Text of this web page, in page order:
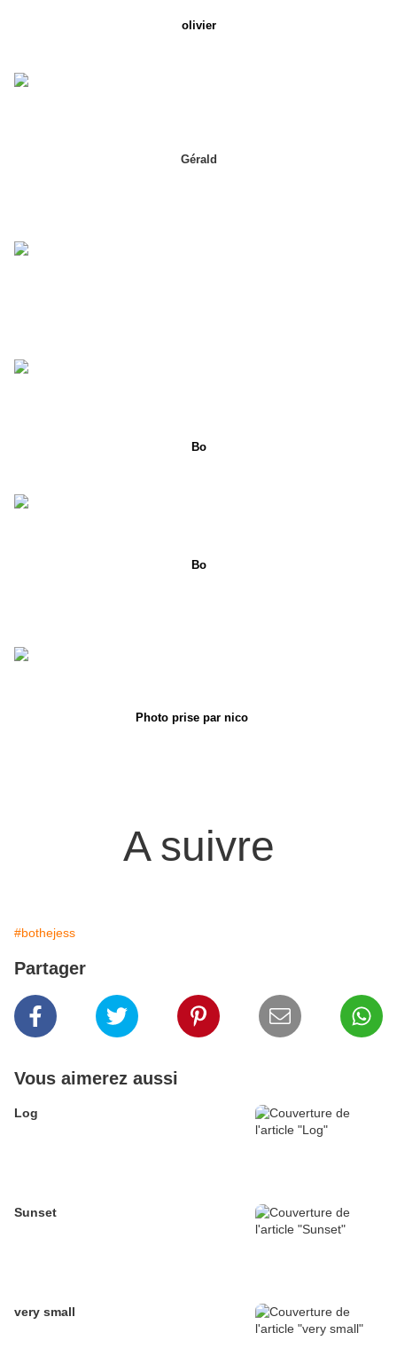
olivier
Gérald
Bo
Bo
Photo prise par nico
A suivre
#bothejess
Partager
Vous aimerez aussi
Log
Sunset
very small